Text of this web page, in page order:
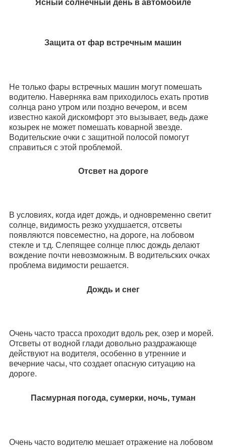
Ясный солнечный день в автомобиле
Защита от фар встречным машин
Не только фары встречных машин могут помешать
водителю. Наверняка вам приходилось ехать против
солнца рано утром или поздно вечером, и всем
известно какой дискомфорт это вызывает, ведь даже
козырек не может помешать коварной звезде.
Водительские очки с защитной полосой помогут
справиться с этой проблемой.
Отсвет на дороге
В условиях, когда идет дождь, и одновременно светит
солнце, видимость резко ухудшается, отсветы
появляются повсеместно, на дороге, на лобовом
стекле и т.д. Слепящее солнце плюс дождь делают
вождение почти невозможным. В водительских очках
проблема видимости решается.
Дождь и снег
Очень часто трасса проходит вдоль рек, озер и морей.
Отсветы от водной глади довольно раздражающе
действуют на водителя, особенно в утренние и
вечерние часы, что создает опасную ситуацию на
дороге.
Пасмурная погода, сумерки, ночь, туман
Очень часто водителю мешает отражение на лобовом